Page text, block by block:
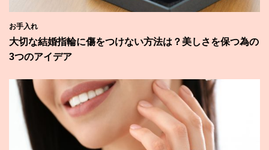
お手入れ
大切な結婚指輪に傷をつけない方法は？美しさを保つ為の
3つのアイデア